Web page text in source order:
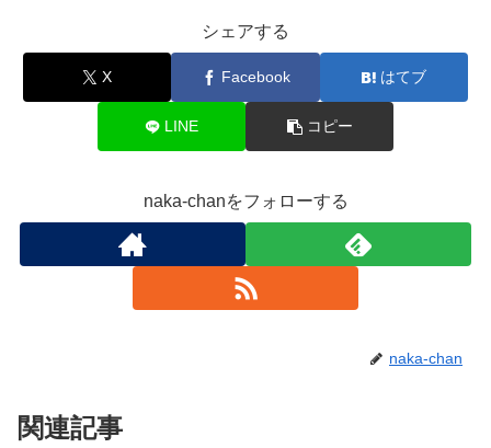
シェアする
X Facebook はてブ
LINE コピー
naka-chanをフォローする
naka-chan
関連記事